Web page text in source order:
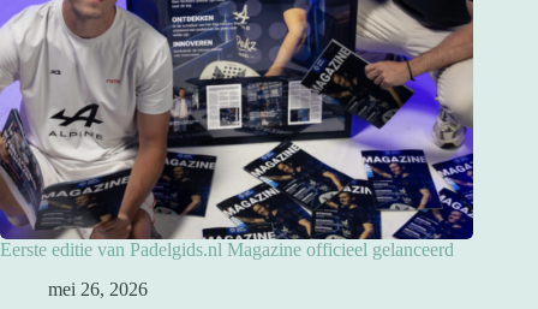
Eerste editie van Padelgids.nl Magazine officieel gelanceerd
mei 26, 2026